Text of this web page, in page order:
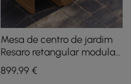
Mesa de centro de jardim
Resaro retangular modular
de madeira de teca
899,99€